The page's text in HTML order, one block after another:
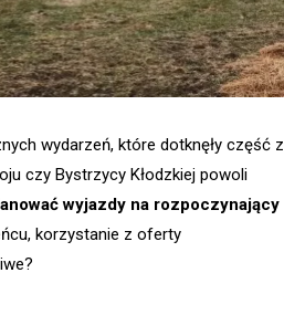
wydarzeń, które dotknęły część z
czy Bystrzycy Kłodzkiej powoli
wyjazdy na rozpoczynający
korzystanie z oferty